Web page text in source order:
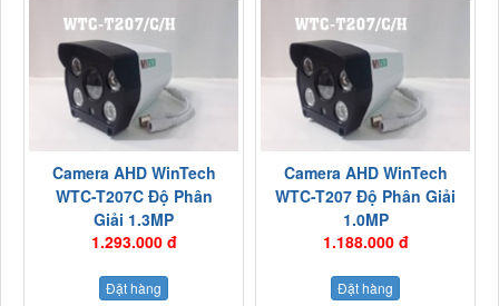
Camera AHD WinTech
WTC-T207C Độ Phân
Giải 1.3MP
1.293.000 đ
Đặt hàng
Camera AHD WinTech
WTC-T207 Độ Phân Giải
1.0MP
1.188.000 đ
Đặt hàng